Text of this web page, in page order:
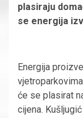
plasiraju
se energija
Energija
će se plasirat
cijena.